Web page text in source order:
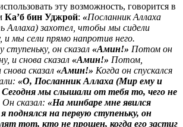
эту возможность, говорится в
Ка’б бин Уджрой: «Посланник Аллаха
Аллаха) захотел, чтобы мы сидели
и мы сели прямо напротив него.
ступеньку, он сказал «Амин!» Потом он
и снова сказал «Амин!» Потом,
сказал «Амин!» Когда он спускался
«О, Посланник Аллаха (Мир ему и
мы слышали от тебя то, чего не
Он сказал: «На минбаре мне явился
поднялся на первую ступеньку, он
тот, кто не прощен, когда его застиг